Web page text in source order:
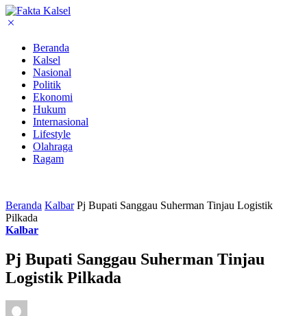
Beranda
Kalsel
Nasional
Politik
Ekonomi
Hukum
Internasional
Lifestyle
Olahraga
Ragam
Beranda Kalbar Pj Bupati Sanggau Suherman Tinjau Logistik
Pilkada
Kalbar
Pj Bupati Sanggau Suherman Tinjau
Logistik Pilkada